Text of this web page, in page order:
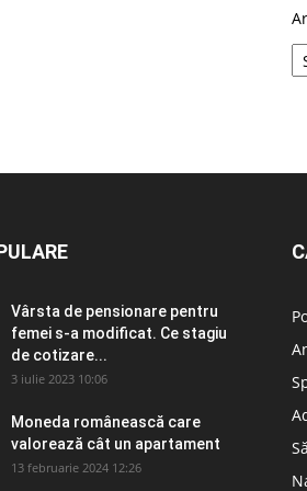
Vârsta de pensionare pentru
femei s-a modificat. Ce stagiu
de cotizare...
3 iulie 2023 10:06
Moneda românească care
valorează cât un apartament
13 februarie 2024 12:26